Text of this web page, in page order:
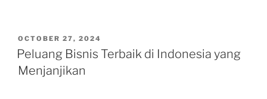
POSTED
ON
OCTOBER 27, 2024
Peluang Bisnis Terbaik di Indonesia yang
Menjanjikan